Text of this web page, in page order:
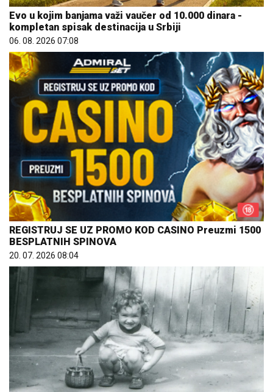
Evo u kojim banjama važi vaučer od 10.000 dinara -
kompletan spisak destinacija u Srbiji
06. 08. 2026 07:08
REGISTRUJ SE UZ PROMO KOD CASINO Preuzmi 1500
BESPLATNIH SPINOVA
20. 07. 2026 08:04